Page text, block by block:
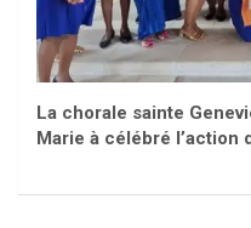
La chorale sainte
Marie à célébré l’action